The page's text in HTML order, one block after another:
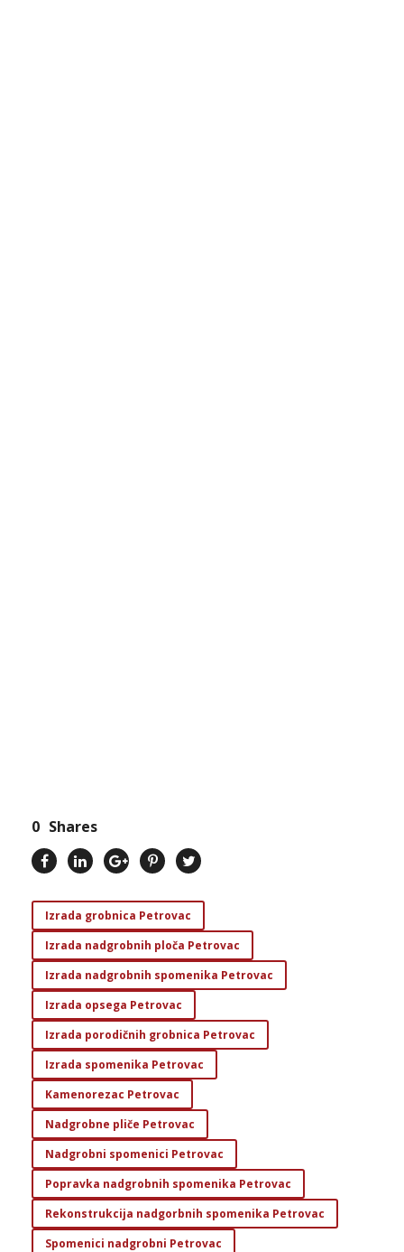
0 Shares
Izrada grobnica Petrovac
Izrada nadgrobnih ploča Petrovac
Izrada nadgrobnih spomenika Petrovac
Izrada opsega Petrovac
Izrada porodičnih grobnica Petrovac
Izrada spomenika Petrovac
Kamenorezac Petrovac
Nadgrobne pliče Petrovac
Nadgrobni spomenici Petrovac
Popravka nadgrobnih spomenika Petrovac
Rekonstrukcija nadgorbnih spomenika Petrovac
Spomenici nadgrobni Petrovac